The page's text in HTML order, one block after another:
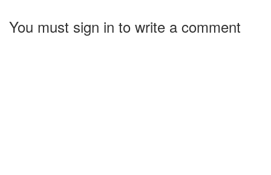
You must sign in to write a comment